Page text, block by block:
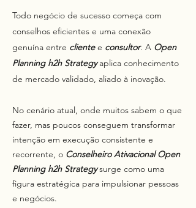
Todo negócio de sucesso começa com
conselhos eficientes e uma conexão
genuína entre clientee consultor. A Open
Planning h2h Strategy aplica conhecimento
de mercado validado, aliado à inovação.
No cenário atual, onde muitos sabem o que
fazer, mas poucos conseguem transformar
intenção em execução consistente e
recorrente, o Conselheiro Ativacional Open
Planning h2h Strategysurge como uma
figura estratégica para impulsionar pessoas
e negócios.